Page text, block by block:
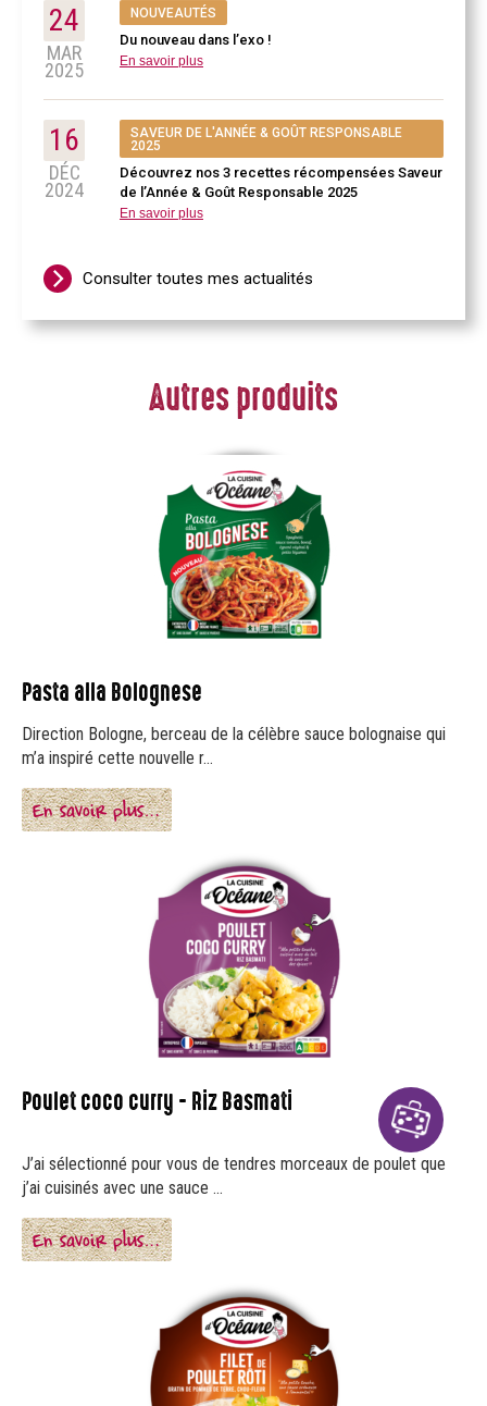
24
MAR
2025
NOUVEAUTÉS
Du nouveau dans l’exo !
En savoir plus
16
DÉC
2024
SAVEUR DE L'ANNÉE & GOÛT RESPONSABLE
2025
Découvrez nos 3 recettes récompensées Saveur
de l’Année & Goût Responsable 2025
En savoir plus
Consulter toutes mes actualités
Autres produits
Pasta alla Bolognese
Direction Bologne, berceau de la célèbre sauce bolognaise qui
m’a inspiré cette nouvelle r...
En savoir plus…
Poulet coco curry - Riz Basmati
J’ai sélectionné pour vous de tendres morceaux de poulet que
j’ai cuisinés avec une sauce ...
En savoir plus…